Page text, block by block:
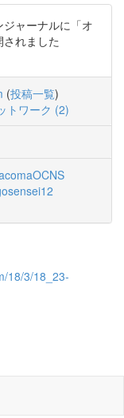
ジャーナルに「オ
れました
(投稿一覧)
トワーク (2)
18/3/18_23-